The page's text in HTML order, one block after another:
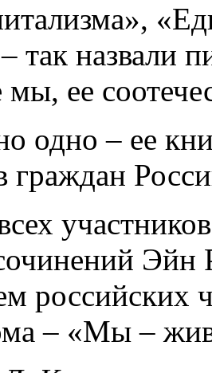
так назвали
мы, ее
одно – ее
граждан
Эйн
российских
– «Мы –